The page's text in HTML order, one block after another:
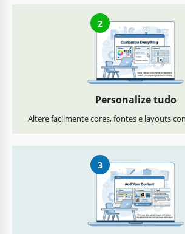
2
Personalize tudo
Altere facilmente cores, fontes e layouts
3